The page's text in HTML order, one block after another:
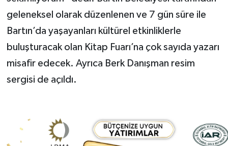
geleneksel olarak düzenlenen ve 7 gün süre ile
Bartın’da yaşayanları kültürel etkinliklerle
buluşturacak olan Kitap Fuarı’na çok sayıda yazarı
misafir edecek. Ayrıca Berk Danışman resim
sergisi de açıldı.